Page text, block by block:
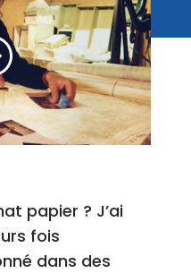
papier ? J’ai
fois
dans des